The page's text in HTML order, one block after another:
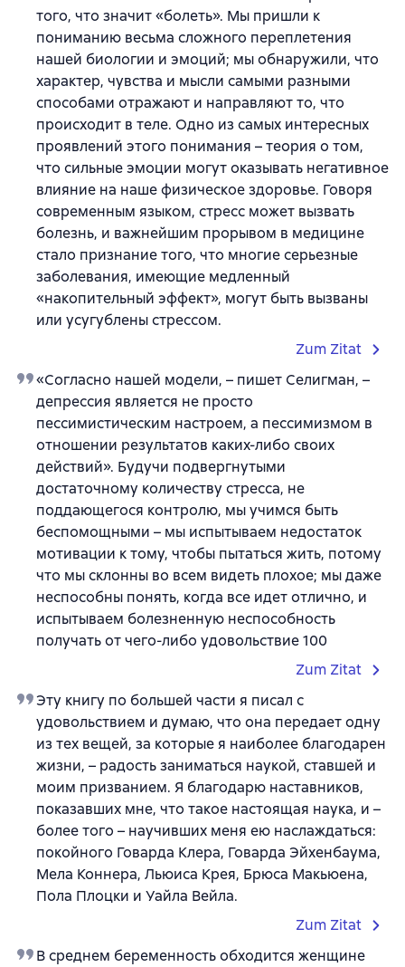
того, что значит «болеть». Мы пришли к
пониманию весьма сложного переплетения
нашей биологии и эмоций; мы обнаружили, что
характер, чувства и мысли самыми разными
способами отражают и направляют то, что
происходит в теле. Одно из самых интересных
проявлений этого понимания – теория о том,
что сильные эмоции могут оказывать негативное
влияние на наше физическое здоровье. Говоря
современным языком, стресс может вызвать
болезнь, и важнейшим прорывом в медицине
стало признание того, что многие серьезные
заболевания, имеющие медленный
«накопительный эффект», могут быть вызваны
или усугублены стрессом.
Zum Zitat
«Согласно нашей модели, – пишет Селигман, –
депрессия является не просто
пессимистическим настроем, а пессимизмом в
отношении результатов каких-либо своих
действий». Будучи подвергнутыми
достаточному количеству стресса, не
поддающегося контролю, мы учимся быть
беспомощными – мы испытываем недостаток
мотивации к тому, чтобы пытаться жить, потому
что мы склонны во всем видеть плохое; мы даже
неспособны понять, когда все идет отлично, и
испытываем болезненную неспособность
получать от чего-либо удовольствие 100
Zum Zitat
Эту книгу по большей части я писал с
удовольствием и думаю, что она передает одну
из тех вещей, за которые я наиболее благодарен
жизни, – радость заниматься наукой, ставшей и
моим призванием. Я благодарю наставников,
показавших мне, что такое настоящая наука, и –
более того – научивших меня ею наслаждаться:
покойного Говарда Клера, Говарда Эйхенбаума,
Мела Коннера, Льюиса Крея, Брюса Макьюена,
Пола Плоцки и Уайла Вейла.
Zum Zitat
В среднем беременность обходится женщине